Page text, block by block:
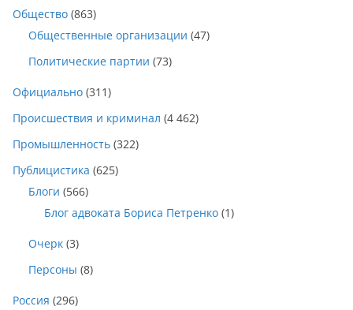
Общество (863)
Общественные организации (47)
Политические партии (73)
Официально (311)
Происшествия и криминал (4 462)
Промышленность (322)
Публицистика (625)
Блоги (566)
Блог адвоката Бориса Петренко (1)
Очерк (3)
Персоны (8)
Россия (296)